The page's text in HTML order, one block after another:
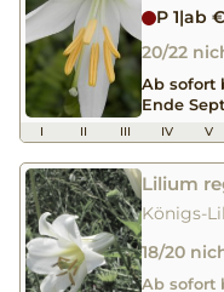
P 1|ab €
20/22
Ab sofort
Ende
I II III IV V
Lilium
Königs-
18/20
Ab sofort